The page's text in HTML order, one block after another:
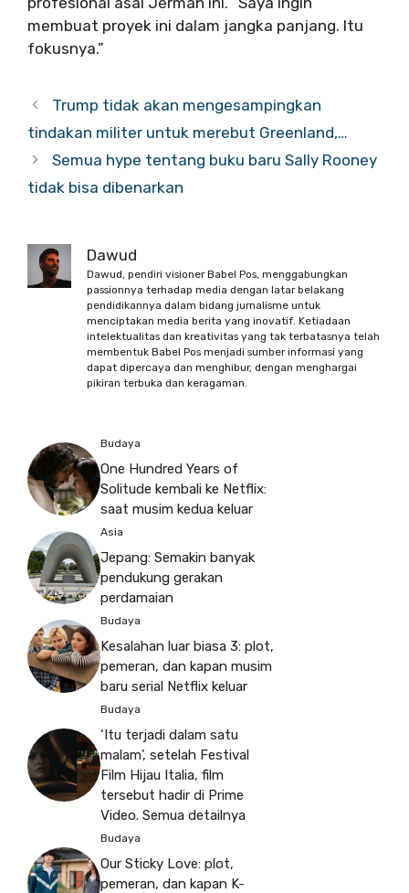
membuat proyek ini dalam jangka panjang. Itu
fokusnya.”
Trump tidak akan mengesampingkan
tindakan militer untuk merebut Greenland,…
Semua hype tentang buku baru Sally Rooney
tidak bisa dibenarkan
Dawud
Dawud, pendiri visioner Babel Pos, menggabungkan
passionnya terhadap media dengan latar belakang
pendidikannya dalam bidang jurnalisme untuk
menciptakan media berita yang inovatif. Ketiadaan
intelektualitas dan kreativitas yang tak terbatasnya telah
membentuk Babel Pos menjadi sumber informasi yang
dapat dipercaya dan menghibur, dengan menghargai
pikiran terbuka dan keragaman.
Budaya
One Hundred Years of
Solitude kembali ke Netflix:
saat musim kedua keluar
Asia
Jepang: Semakin banyak
pendukung gerakan
perdamaian
Budaya
Kesalahan luar biasa 3: plot,
pemeran, dan kapan musim
baru serial Netflix keluar
Budaya
‘Itu terjadi dalam satu
malam’, setelah Festival
Film Hijau Italia, film
tersebut hadir di Prime
Video. Semua detailnya
Budaya
Our Sticky Love: plot,
pemeran, dan kapan K-